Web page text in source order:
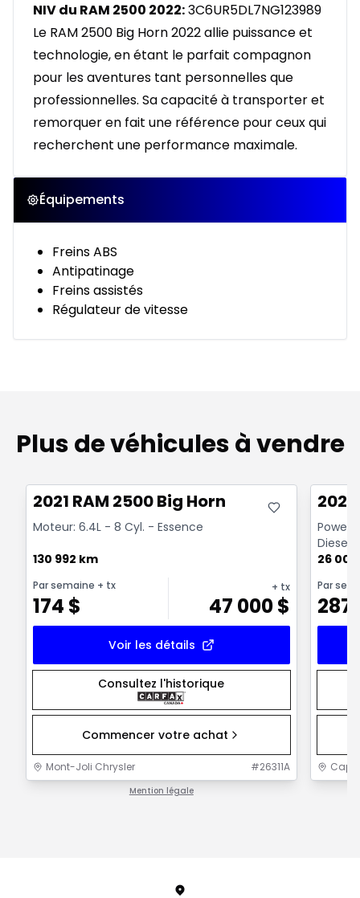
NIV du RAM 2500 2022:3C6UR5DL7NG123989
Le RAM 2500 Big Horn 2022 allie puissance et
technologie, en étant le parfait compagnon
pour les aventures tant personnelles que
professionnelles. Sa capacité à transporter et
remorquer en fait une référence pour ceux qui
recherchent une performance maximale.
Équipements
Freins ABS
Antipatinage
Freins assistés
Régulateur de vitesse
Plus de véhicules à vendre
2021 RAM 2500 Big Horn
Moteur: 6.4L - 8 Cyl. - Essence
130 992 km
Par semaine + tx
174 $
+ tx
47 000$
Voir les détails
Consultez l'historique
Commencer votre achat
Mont-Joli Chrysler #26311A
Mention légale
Diesel
26
Par
287